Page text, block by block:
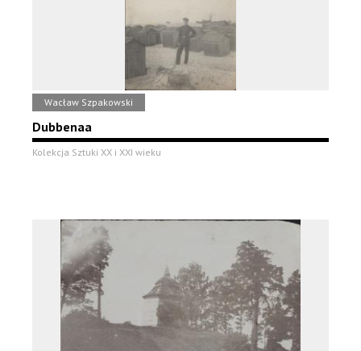
Wacław Szpakowski
Dubbenaa
Kolekcja Sztuki XX i XXI wieku